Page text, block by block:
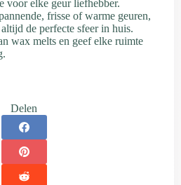
voor elke geur liefhebber.
frisse of warme geuren,
de perfecte sfeer in huis.
wax melts en geef elke ruimte
Delen